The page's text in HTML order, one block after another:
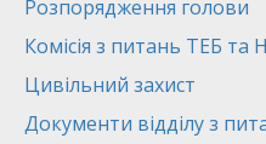
Розпорядження голови
Комісія з питань ТЕБ та
Цивільний захист
Документи відділу з